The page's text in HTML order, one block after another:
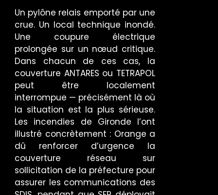
Un pylône relais emporté par une
crue. Un local technique inondé.
Une coupure électrique
prolongée sur un nœud critique.
Dans chacun de ces cas, la
couverture ANTARES ou TETRAPOL
peut être localement
interrompue — précisément là où
la situation est la plus sérieuse.
Les incendies de Gironde l’ont
illustré concrètement : Orange a
dû renforcer d’urgence la
couverture réseau sur
sollicitation de la préfecture pour
assurer les communications des